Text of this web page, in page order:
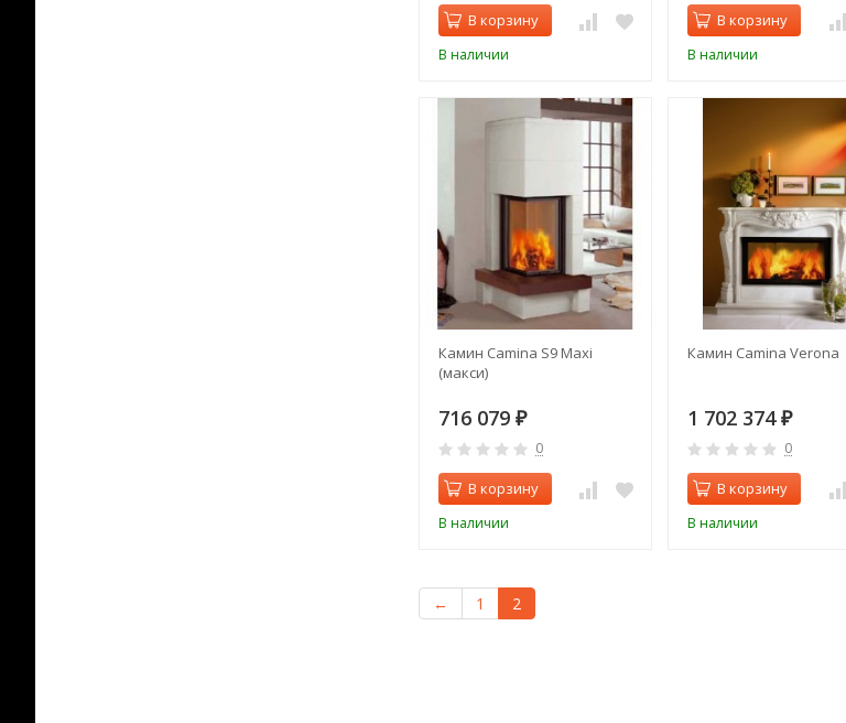
В корзину
В наличии
В корзину
В наличии
Камин Camina S9 Maxi
(макси)
716 079 ₽
0
В корзину
В наличии
Камин Camina Verona
1 702 374₽
0
В корзину
В наличии
← 1 2